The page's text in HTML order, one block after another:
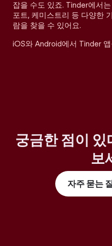
잡을 수도 있죠. Tinder에서
포트, 케미스트리 등 다양한
람을 찾을 수 있어요.
iOS와 Android에서 Tinder
궁금한 점이 있
보
자주 묻는